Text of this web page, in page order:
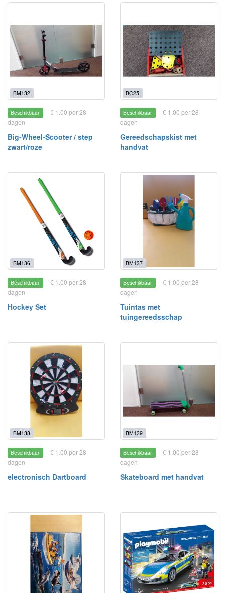
BM132
Beschikbaar
€ 1.00 per 28
dagen
Big-Wheel-Scooter / step
zwart/roze
BC25
Beschikbaar
€ 1.00 per 28
dagen
Gereedschapskist met
handvat
BM136
Beschikbaar
€ 1.00 per 28
dagen
Hockey Set
BM137
Beschikbaar
€ 1.00 per 28
dagen
Tuintas met
tuingereedsschap
BM138
Beschikbaar
€ 1.00 per 28
dagen
electronisch Dartboard
BM139
Beschikbaar
€ 1.00 per 28
dagen
Skateboard met handvat